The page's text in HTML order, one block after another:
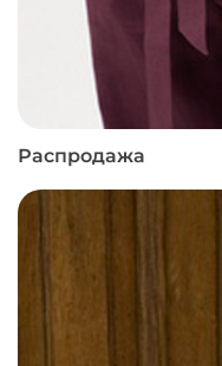
Распродажа